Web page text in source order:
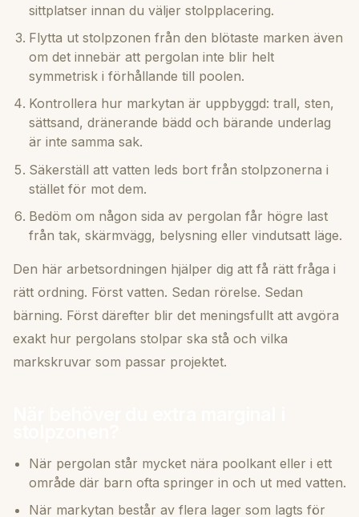
sittplatser innan du väljer stolpplacering.
Flytta ut stolpzonen från den blötaste marken även
om det innebär att pergolan inte blir helt
symmetrisk i förhållande till poolen.
Kontrollera hur markytan är uppbyggd: trall, sten,
sättsand, dränerande bädd och bärande underlag
är inte samma sak.
Säkerställ att vatten leds bort från stolpzonerna i
stället för mot dem.
Bedöm om någon sida av pergolan får högre last
från tak, skärmvägg, belysning eller vindutsatt läge.
Den här arbetsordningen hjälper dig att få rätt fråga i
rätt ordning. Först vatten. Sedan rörelse. Sedan
bärning. Först därefter blir det meningsfullt att avgöra
exakt hur pergolans stolpar ska stå och vilka
markskruvar som passar projektet.
När pergolan står mycket nära poolkant eller i ett
område där barn ofta springer in och ut med vatten.
När markytan består av flera lager som lagts för